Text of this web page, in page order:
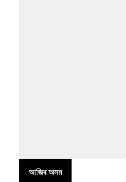
আজিৰ অসম